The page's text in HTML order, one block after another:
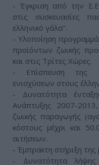
- Έγκριση από την
στις συσκευασίες
ελληνικό γάλα".
- Υλοποίηση
προϊόντων ζωικής
και στις Τρίτες Χώρες.
- Επίσπευση της
ενισχύσεων στους
- Δυνατότητα
Ανάπτυξης 2007-
ζωικής παραγωγής
κόστους μέχρι και
αιτήσεων.
- Έμπρακτη στήριξη της
- Δυνατότητα λήψης